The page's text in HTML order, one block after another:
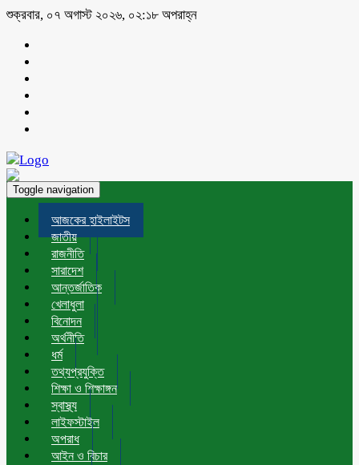
শুক্রবার, ০৭ অগাস্ট ২০২৬, ০২:১৮ অপরাহ্ন
Toggle navigation
আজকের হাইলাইটস
জাতীয়
রাজনীতি
সারাদেশ
আন্তর্জাতিক
খেলাধুলা
বিনোদন
অর্থনীতি
ধর্ম
তথ্যপ্রযুক্তি
শিক্ষা ও শিক্ষাঙ্গন
স্বাস্থ্য
লাইফস্টাইল
অপরাধ
আইন ও বিচার